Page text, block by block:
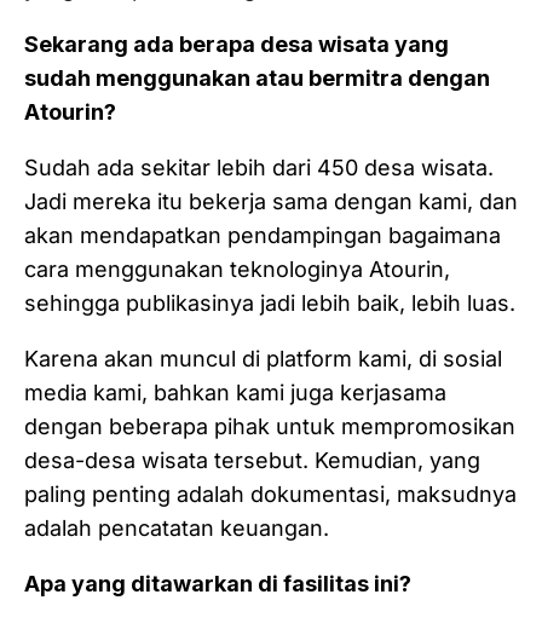
Sekarang ada berapa desa wisata yang
sudah menggunakan atau bermitra dengan
Atourin?
Sudah ada sekitar lebih dari 450 desa wisata.
Jadi mereka itu bekerja sama dengan kami, dan
akan mendapatkan pendampingan bagaimana
cara menggunakan teknologinya Atourin,
sehingga publikasinya jadi lebih baik, lebih luas.
Karena akan muncul di platform kami, di sosial
media kami, bahkan kami juga kerjasama
dengan beberapa pihak untuk mempromosikan
desa-desa wisata tersebut. Kemudian, yang
paling penting adalah dokumentasi, maksudnya
adalah pencatatan keuangan.
Apa yang ditawarkan di fasilitas ini?